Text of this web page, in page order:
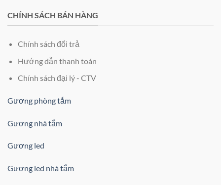
CHÍNH SÁCH BÁN HÀNG
Chính sách đổi trả
Hướng dẫn thanh toán
Chính sách đại lý - CTV
Gương phòng tắm
Gương nhà tắm
Gương led
Gương led nhà tắm